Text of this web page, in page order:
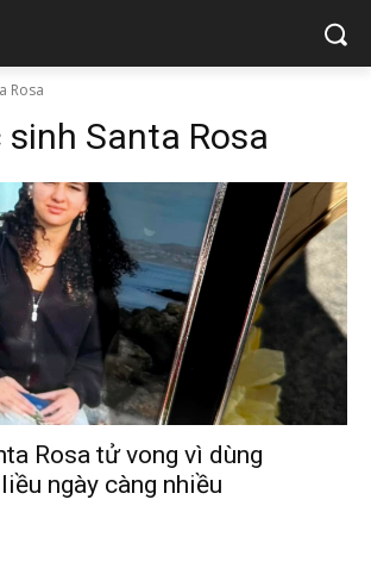
Rosa
sinh Santa Rosa
Rosa tử vong vì dùng
ngày càng nhiều